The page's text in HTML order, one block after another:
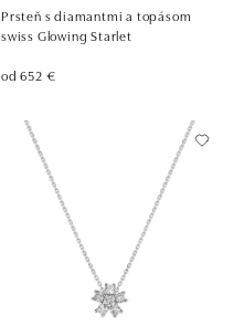
Prsteň s diamantmi a topásom
swiss Glowing Starlet
od 652 €